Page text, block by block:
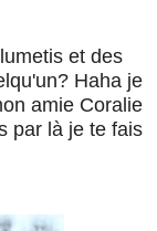
et des
Haha je
amie Coralie
par là je te fais